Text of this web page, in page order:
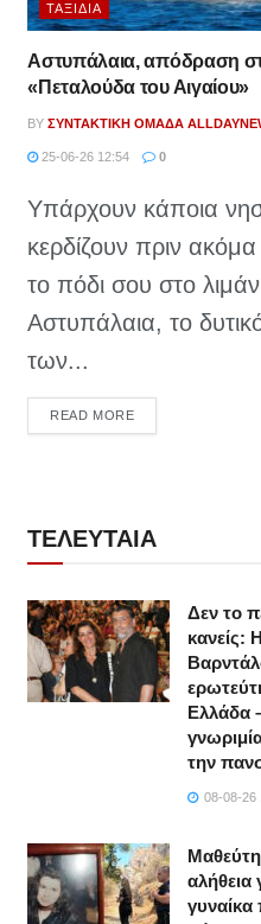
ΤΑΞΊΔΙΑ
Αστυπάλαια, απόδραση
«Πεταλούδα του Αιγαίου»
BY ΣΥΝΤΑΚΤΙΚΉ ΟΜΆΔΑ
25-06-26 12:54 0
Υπάρχουν κάποια
κερδίζουν πριν
το πόδι σου στο
Αστυπάλαια, το
των...
READ MOREDETAILS
ΤΕΛΕΥΤΑΙΑ
Δεν το
κανείς:
Ελλάδα
την
08-08-26
αλήθεια
γυναίκα